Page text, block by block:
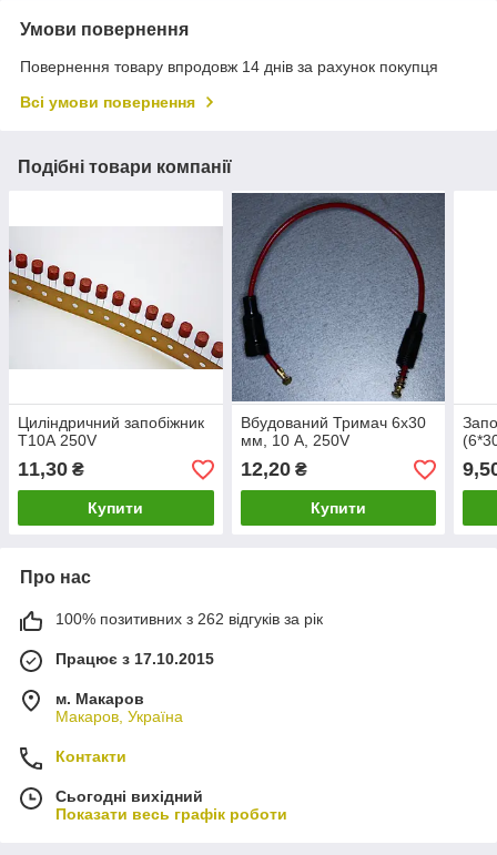
Умови повернення
Повернення товару впродовж 14 днів за рахунок покупця
Всі умови повернення
Подібні товари компанії
Циліндричний запобіжник
T10А 250V
11,30 ₴
Купити
Вбудований Тримач 6х30
мм, 10 А, 250V
12,20₴
Купити
Про нас
100% позитивних з 262 відгуків за рік
Працює з 17.10.2015
м. Макаров
Макаров, Україна
Контакти
Сьогодні вихідний
Показати весь графік роботи